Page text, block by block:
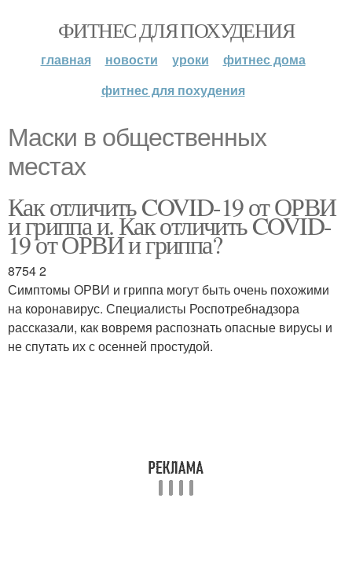
ФИТНЕС ДЛЯ ПОХУДЕНИЯ
главная новости уроки
фитнес дома
фитнес для похудения
Маски в общественных
местах
Как отличить COVID-19 от ОРВИ
и гриппа и. Как отличить COVID-
19 от ОРВИ и гриппа?
8754 2
Симптомы ОРВИ и гриппа могут быть очень похожими
на коронавирус. Специалисты Роспотребнадзора
рассказали, как вовремя распознать опасные вирусы и
не спутать их с осенней простудой.